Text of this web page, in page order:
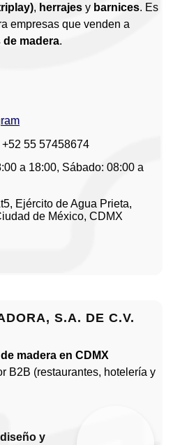
, herrajes y barnices. Es
empresas que venden a
madera.
55 57458674
a 18:00, Sábado: 08:00 a
Ejército de Agua Prieta,
de México, CDMX
S.A. DE C.V.
madera en CDMX
B2B (restaurantes, hotelería y
diseño y